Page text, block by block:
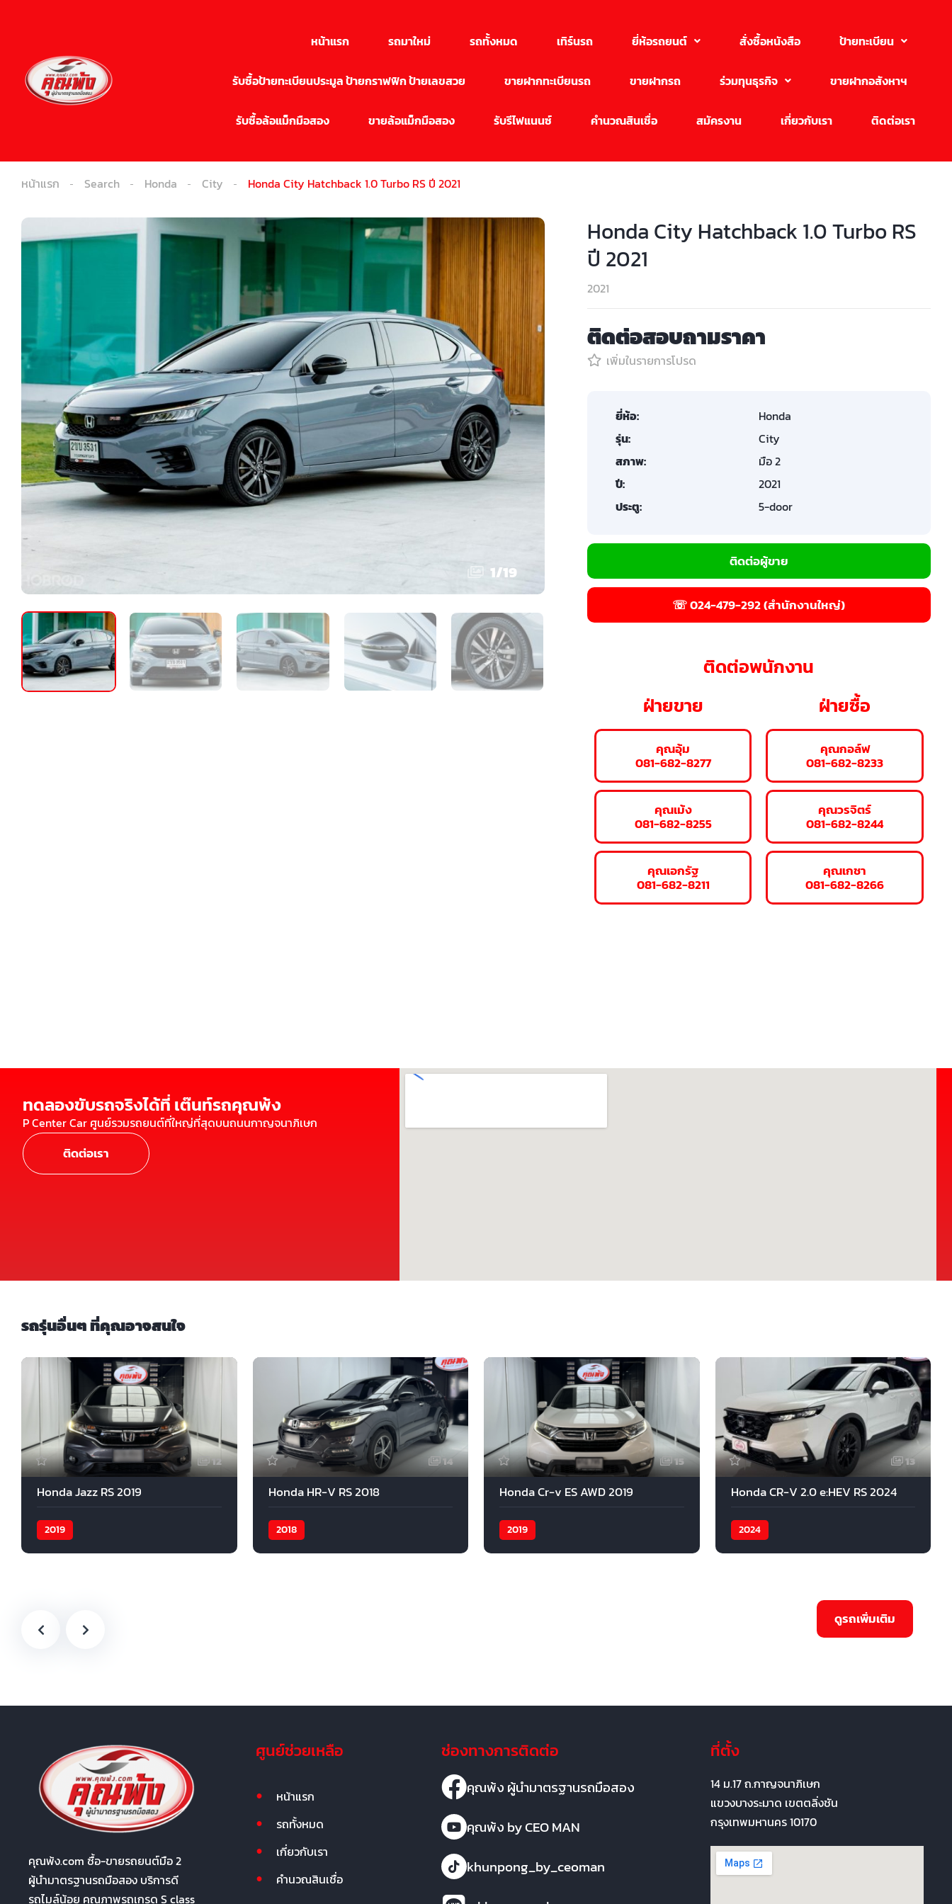
หน้าแรก รถมาใหม่ รถทั้งหมด เทิร์นรถ ยี่ห้อรถยนต์ สั่งซื้อหนังสือ ป้ายทะเบียน
รับซื้อป้ายทะเบียนประมูล ป้ายกราฟฟิก ป้ายเลขสวย ขายฝากทะเบียนรถ ขายฝากรถ ร่วมทุนธุรกิจ ขายฝากอสังหาฯ
รับซื้อล้อแม็กมือสอง ขายล้อแม็กมือสอง รับรีไฟแนนซ์ คำนวณสินเชื่อ สมัครงาน เกี่ยวกับเรา ติดต่อเรา
หน้าแรก Search Honda City Honda City Hatchback 1.0 Turbo RS ปี 2021
1/19
Honda City Hatchback 1.0 Turbo RS
ปี 2021
2021
ติดต่อสอบถามราคา
เพิ่มในรายการโปรด
ยี่ห้อ:
Honda
รุ่น:
City
สภาพ:
มือ 2
ปี:
2021
ประตู:
5-door
ติดต่อผู้ขาย
☏ 024-479-292 (สำนักงานใหญ่)
ติดต่อพนักงาน
ฝ่ายขาย
คุณอุ้ม
081-682-8277
คุณเม้ง
081-682-8255
คุณเอกรัฐ
081-682-8211
ฝ่ายซื้อ
คุณกอล์ฟ
081-682-8233
คุณวรจิตร์
081-682-8244
คุณเกชา
081-682-8266
ทดลองขับรถจริงได้ที่ เต๊นท์รถคุณพ้ง
P Center Car ศูนย์รวมรถยนต์ที่ใหญ่ที่สุดบนถนนกาญจนาภิเษก
ติดต่อเรา
รถรุ่นอื่นๆ ที่คุณอาจสนใจ
12
Honda Jazz RS 2019
2019
14
Honda HR-V RS 2018
2018
15
Honda Cr-v ES AWD 2019
2019
13
Honda CR-V 2.0 e:HEV RS 2024
2024
คุณพ้ง.com ซื้อ-ขายรถยนต์มือ 2
ผู้นำมาตรฐานรถมือสอง บริการดี
รถไมล์น้อย คุณภาพรถเกรด S class
ศูนย์ช่วยเหลือ
หน้าแรก
รถทั้งหมด
เกี่ยวกับเรา
คำนวณสินเชื่อ
ช่องทางการติดต่อ
คุณพ้ง ผู้นำมาตรฐานรถมือสอง
คุณพ้ง by CEO MAN
khunpong_by_ceoman
ที่ตั้ง
14 ม.17 ถ.กาญจนาภิเษก
แขวงบางระมาด เขตตลิ่งชัน
กรุงเทพมหานคร 10170